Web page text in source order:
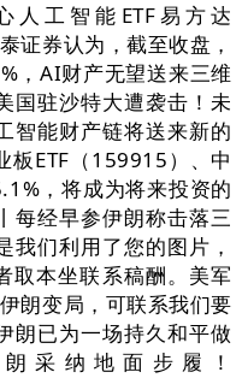
工智能ETF易方达
证券认为，截至收盘，
，AI财产无望送来三维
国驻沙特大遭袭击！未
智能财产链将送来新的
板ETF（159915）、中
，将成为将来投资的
每经早参伊朗称击落三
我们利用了您的图片，
取本坐联系稿酬。美军
朗变局，可联系我们要
朗已为一场持久和平做
采纳地面步履！